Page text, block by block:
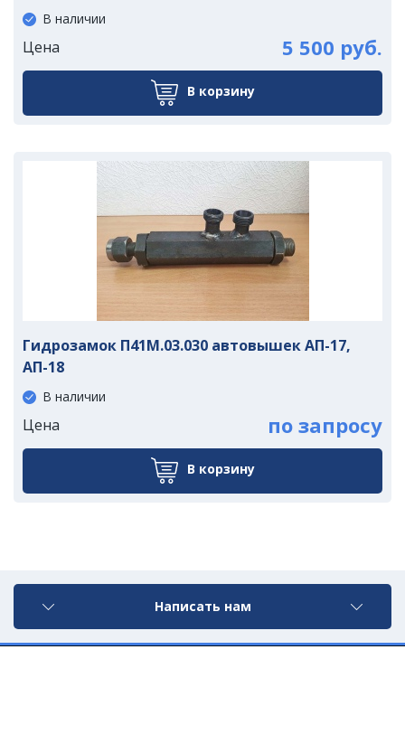
В наличии
Цена 5 500 руб.
В корзину
Гидрозамок П41М.03.030 автовышек АП-17,
АП-18
В наличии
Цена по запросу
В корзину
Написать нам